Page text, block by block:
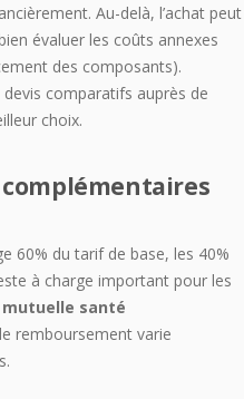
Au-delà, l’achat peut
évaluer les coûts annexes
des composants).
devis comparatifs auprès de
choix.
60% du tarif de base, les 40%
à charge important pour les
mutuelle santé
remboursement varie